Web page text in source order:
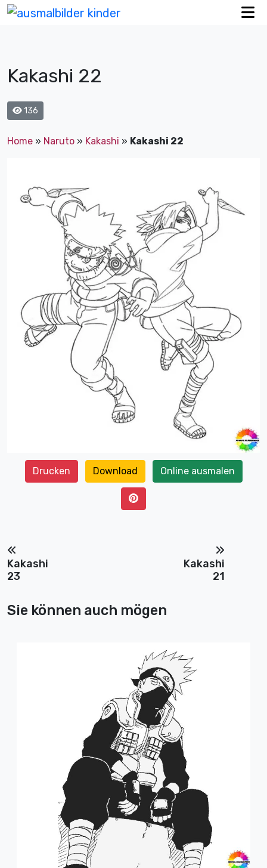
Kakashi 22
136
Home » Naruto » Kakashi » Kakashi 22
Drucken Download Online ausmalen
Kakashi
23
Kakashi
21
Sie können auch mögen